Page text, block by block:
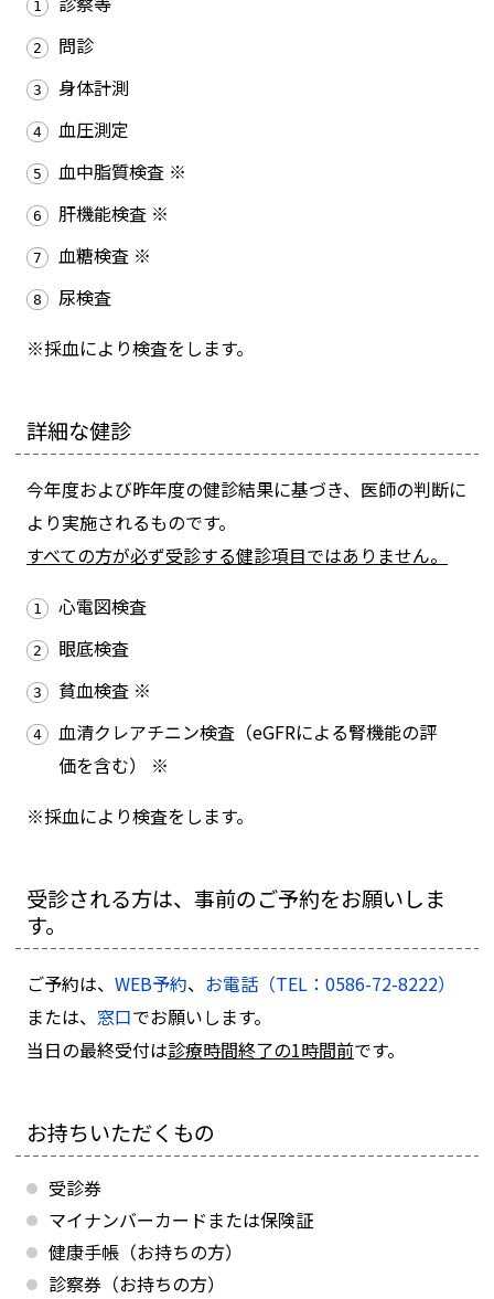
問診
身体計測
血圧測定
血中脂質検査 ※
肝機能検査 ※
血糖検査 ※
尿検査
※採血により検査をします。
詳細な健診
今年度および昨年度の健診結果に基づき、医師の判断に
より実施されるものです。
すべての方が必ず受診する健診項目ではありません。
心電図検査
眼底検査
貧血検査 ※
血清クレアチニン検査（eGFRによる腎機能の評
価を含む） ※
※採血により検査をします。
受診される方は、事前のご予約をお願いしま
す。
ご予約は、 WEB予約、 お電話（TEL：0586-72-8222）
または、 窓口でお願いします。
当日の最終受付は診療時間終了の1時間前です。
お持ちいただくもの
受診券
マイナンバーカードまたは保険証
健康手帳（お持ちの方）
診察券（お持ちの方）